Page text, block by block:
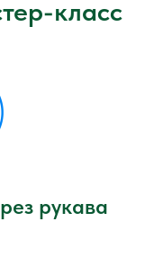
класс
рукава